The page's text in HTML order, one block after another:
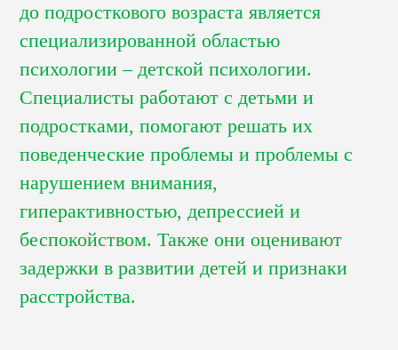
до подросткового возраста является
специализированной областью
психологии – детской психологии.
Специалисты работают с детьми и
подростками, помогают решать их
поведенческие проблемы и проблемы с
нарушением внимания,
гиперактивностью, депрессией и
беспокойством. Также они оценивают
задержки в развитии детей и признаки
расстройства.